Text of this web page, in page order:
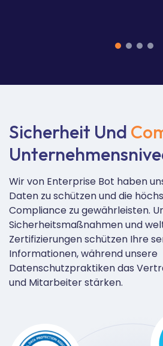
Sicherheit Und
Wir von Enterprise Bot haben
Daten zu schützen und die
Compliance zu gewährleisten.
Sicherheitsmaßnahmen und
Zertifizierungen schützen Ihre
Informationen, während unsere
Datenschutzpraktiken das
und Mitarbeiter stärken.